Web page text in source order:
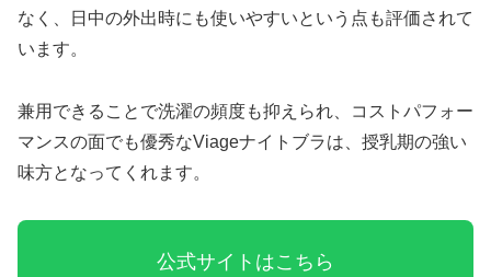
なく、日中の外出時にも使いやすいという点も評価されて
います。
兼用できることで洗濯の頻度も抑えられ、コストパフォー
マンスの面でも優秀なViageナイトブラは、授乳期の強い
味方となってくれます。
公式サイトはこちら